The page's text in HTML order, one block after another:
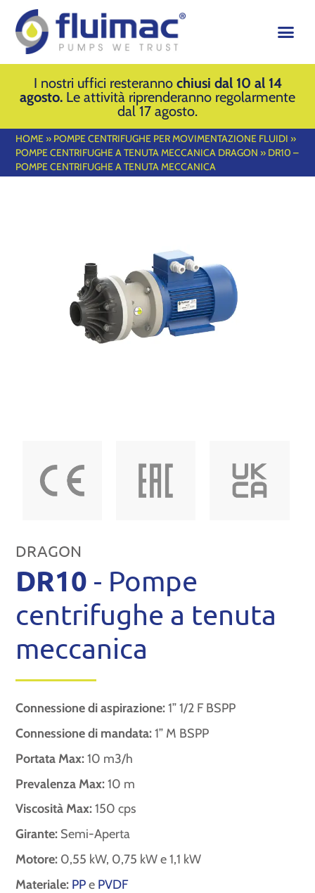
I nostri uffici resteranno chiusi dal 10 al 14
agosto. Le attività riprenderanno regolarmente
dal 17 agosto.
HOME » POMPE CENTRIFUGHE PER MOVIMENTAZIONE FLUIDI »
POMPE CENTRIFUGHE A TENUTA MECCANICA DRAGON » DR10 –
POMPE CENTRIFUGHE A TENUTA MECCANICA
DRAGON
DR10 - Pompe
centrifughe a tenuta
meccanica
Connessione di aspirazione:1” 1/2 F BSPP
Connessione di mandata:1” M BSPP
Portata Max:10 m3/h
Prevalenza Max:10 m
Viscosità Max:150 cps
Girante: Semi-Aperta
Motore: 0,55 kW, 0,75 kW e 1,1 kW
Materiale: PPe PVDF